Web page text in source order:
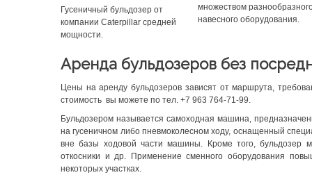
Гусеничный бульдозер от
компании Caterpillar средней
мощности.
множеством
навесного оборудования.
Аренда бульдозеров без
Цены на аренду бульдозеров зависят от маршрута,
стоимость вы можете по тел. +7 963 764-71-99.
Бульдозером называется самоходная машина,
на гусеничном либо пневмоколесном ходу, оснащенный
вне базы ходовой части машины. Кроме того, бульдозер
откосники и др. Применение сменного оборудования
некоторых участках.